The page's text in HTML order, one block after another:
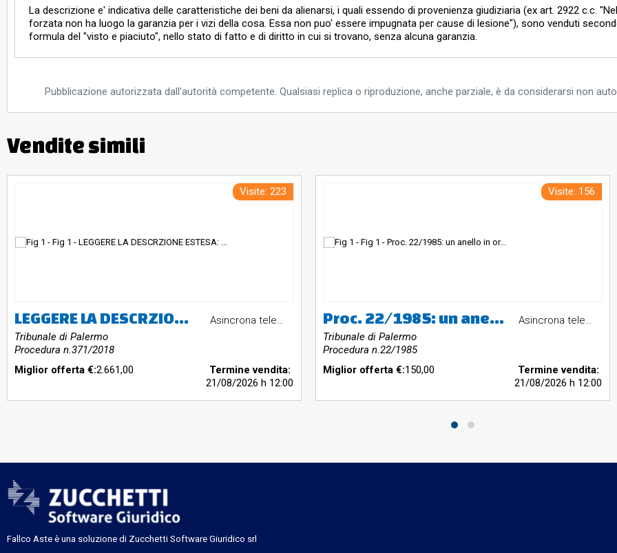
La descrizione e' indicativa delle caratteristiche dei beni da alienarsi, i quali essendo di provenienza giudiziaria (ex art. 2922 c.c.
forzata non ha luogo la garanzia per i vizi della cosa. Essa non puo' essere impugnata per cause di lesione"), sono venduti
formula del "visto e piaciuto", nello stato di fatto e di diritto in cui si trovano, senza alcuna garanzia.
Pubblicazione autorizzata dall'autorità competente. Qualsiasi replica o riproduzione, anche parziale, è da considerarsi non
Vendite simili
Visite: 223
LEGGERE LA DESCRZIONE ESTESA: due cucchiaini, una collana in oro 18k con crocifisso, una fedina in oro 18k, una collana in oro 18k con crocifisso, un orecchino in metallo; 18 orologi varie marche e modelli; vari oggetti di bigiotteria; un telefono cellulare Iphone rotto, un telefono cellulare Samsung, un pc portatile Asus, una pendrive Sony, una telecamera Panasonic, un tv color Panasonic; un pc portatile marca Acer; quadro in legno raffigurante Madonna con bambino
Tribunale di Palermo
Procedura n.371/2018
Asincrona telematica
Miglior offerta €:2.661,00
Termine vendita:
21/08/2026h 12:00
Visite: 156
Proc. 22/1985: un anello in oro bianco 18k con perla per un peso complessivo (comprensivo di pietra) di g. 2,94
Tribunale di Palermo
Procedura n.22/1985
Asincrona telematica
Miglior offerta €:150,00
Termine vendita:
21/08/2026h 12:00
Fallco Aste è una soluzione di Zucchetti Software Giuridico srl